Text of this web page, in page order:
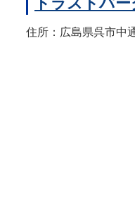
住所：広島県呉市中